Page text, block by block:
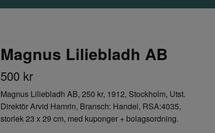
Magnus Liliebladh AB
500 kr
Magnus Liliebladh AB, 250 kr, 1912, Stockholm, Utst.
Direktör Arvid Hamrin, Bransch: Handel, RSA:4035,
storlek 23 x 29 cm, med kuponger + bolagsordning.